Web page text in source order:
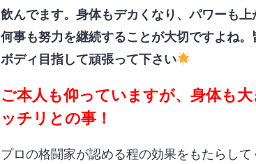
飲んでます。身体もデカくなり、パワーも上
何事も努力を継続することが大切ですよね
ボディ目指して頑張って下さい
ご本人も仰っていますが、身体も
ッチリとの事！
プロの格闘家が認める程の効果をもたらして